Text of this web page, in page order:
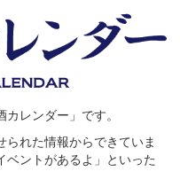
レンダー」です。
れた情報からできていま
ントがあるよ」といった